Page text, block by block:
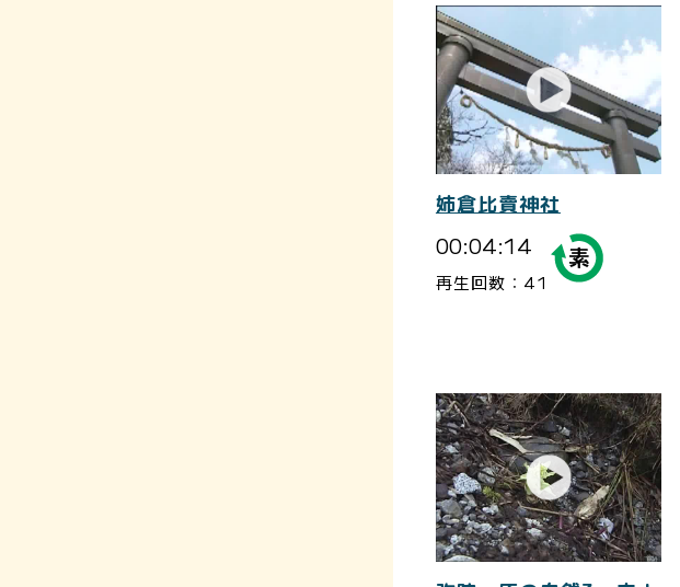
姉倉比賣神社
00:04:14
再生回数：41